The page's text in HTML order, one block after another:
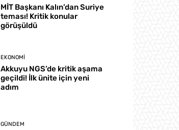
MİT Başkanı Kalın’dan Suriye
teması! Kritik konular
görüşüldü
EKONOMI
Akkuyu NGS’de kritik aşama
geçildi! İlk ünite için yeni
adım
GÜNDEM